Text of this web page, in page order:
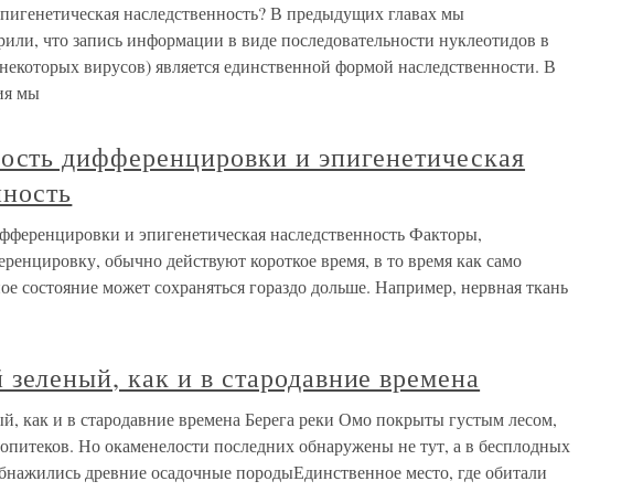
наследственность? В предыдущих главах мы
что запись информации в виде последовательности нуклеотидов в
вирусов) является единственной формой наследственности. В
мы
дифференцировки и эпигенетическая
и эпигенетическая наследственность Факторы,
обычно действуют короткое время, в то время как само
состояние может сохраняться гораздо дольше. Например, нервная ткань
как и в стародавние времена
как и в стародавние времена Берега реки Омо покрыты густым лесом,
Но окаменелости последних обнаружены не тут, а в бесплодных
древние осадочные породыЕдинственное место, где обитали